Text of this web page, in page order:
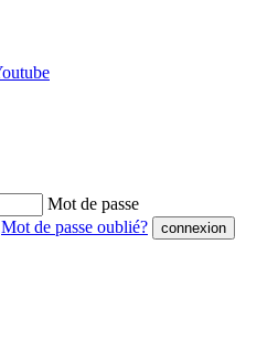
Mot de passe
Mot de passe oublié?